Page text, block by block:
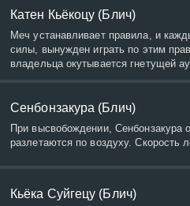
Катен Кьёкоцу (Блич)
Меч устанавливает правила, и
силы, вынужден играть по этим
владельца окутывается гнетущей
Сенбонзакура (Блич)
При высвобождении, Сенбонзакура
разлетаются по воздуху. Скорость
Кьёка Суйгецу (Блич)